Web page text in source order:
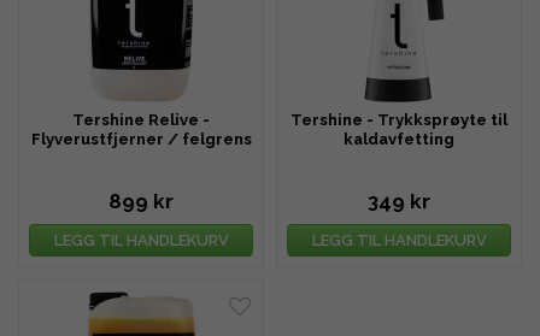
Tershine Relive -
Flyverustfjerner / felgrens
899 kr
LEGG TIL HANDLEKURV
Tershine - Trykksprøyte til
kaldavfetting
349 kr
LEGG TIL HANDLEKURV